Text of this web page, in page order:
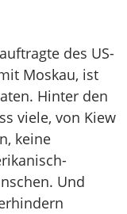
des US-
Moskau, ist
Hinter den
viele, von Kiew
keine
Und